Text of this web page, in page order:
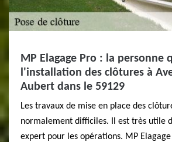
MP Elagage Pro : la personne
l'installation des clôtures à
Aubert dans le 59129
Les travaux de mise en place des
normalement difficiles. Il est très utile
expert pour les opérations. MP